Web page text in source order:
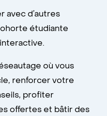
avec d’autres
étudiante
où vous
renforcer votre
profiter
offertes et bâtir des